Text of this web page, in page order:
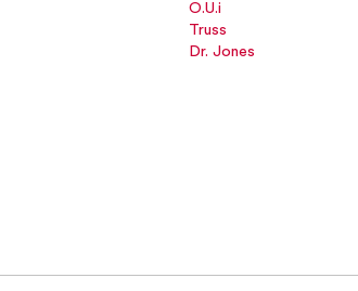
O.U.i
Truss
Dr. Jones